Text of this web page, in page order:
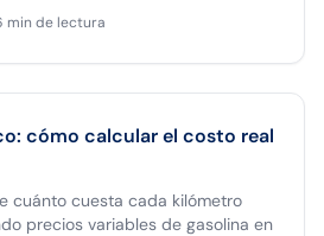
min de lectura
cómo calcular el costo real
cuánto cuesta cada kilómetro
precios variables de gasolina en